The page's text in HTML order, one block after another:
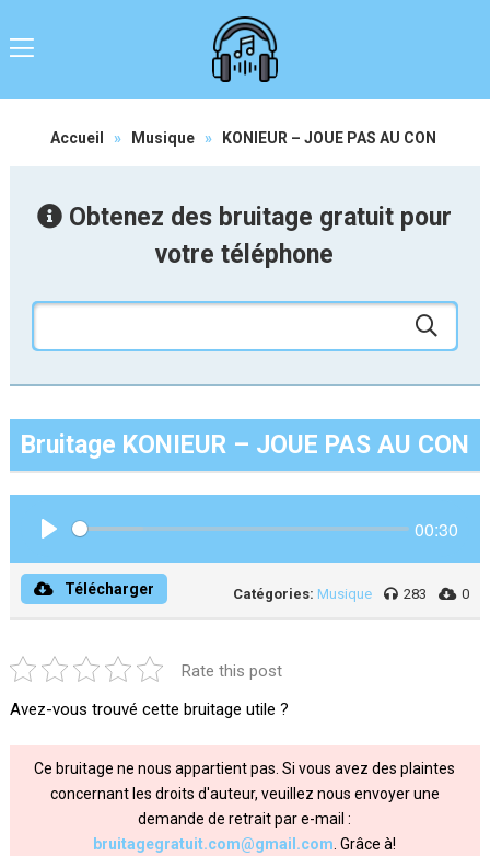
Accueil » Musique » KONIEUR – JOUE PAS AU CON
Obtenez des bruitage gratuit pour
votre téléphone
Bruitage KONIEUR – JOUE PAS AU CON
00:30
Télécharger Catégories: Musique 283 0
Rate this post
Avez-vous trouvé cette bruitage utile ?
Ce bruitage ne nous appartient pas. Si vous avez des plaintes
concernant les droits d'auteur, veuillez nous envoyer une
demande de retrait par e-mail :
bruitagegratuit.com@gmail.com . Grâce à!